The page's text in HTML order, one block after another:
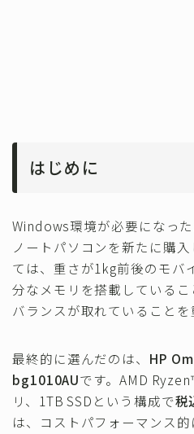
はじめに
Windows環境が必要になっ
ノートパソコンを新たに購
ては、重さが1kg前後のモバ
分なメモリを搭載している
バランスが取れていることを
最終的に選んだのは、 HP
bg1010AUです。AMD
リ、1TB SSDという構成で税
は、コストパフォーマンス的